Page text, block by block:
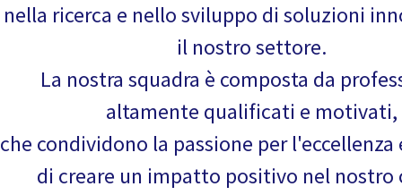
nella ricerca e nello sviluppo di soluzioni
il nostro settore.
La nostra squadra è composta da
altamente qualificati e motivati,
che condividono la passione per
di creare un impatto positivo nel nostro